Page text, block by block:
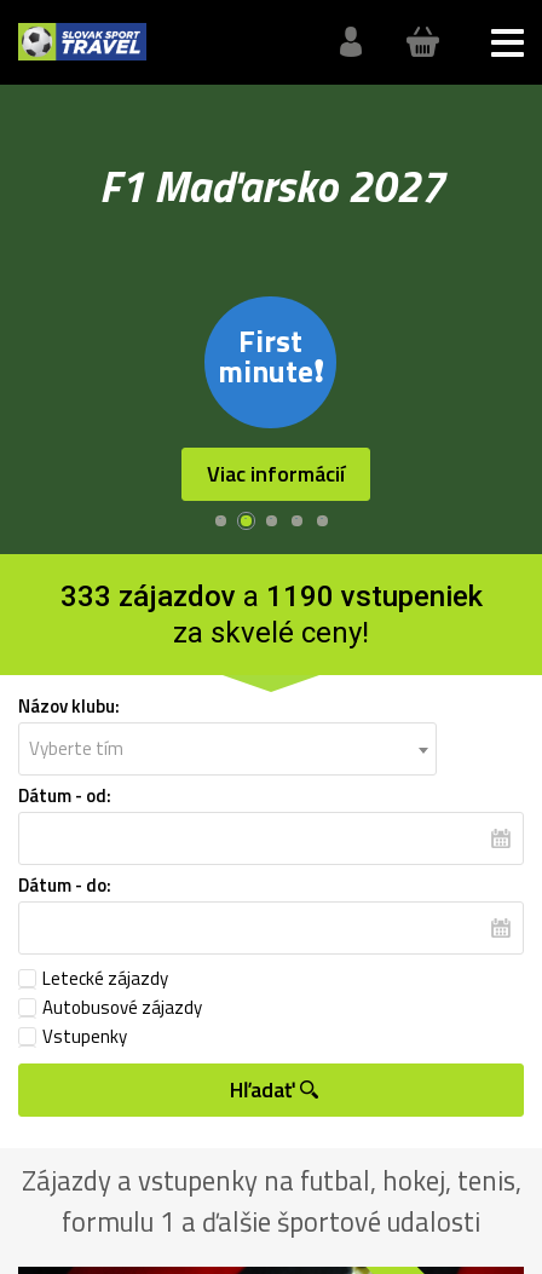
F1 Maďarsko 2027
First
minute❗
Viac informácií
333 zájazdov a 1190 vstupeniek
za skvelé ceny!
Názov klubu:
Vyberte tím
Dátum - od:
Dátum - do:
Letecké zájazdy
Autobusové zájazdy
Vstupenky
Hľadať
Zájazdy a vstupenky na futbal, hokej, tenis,
formulu 1 a ďalšie športové udalosti